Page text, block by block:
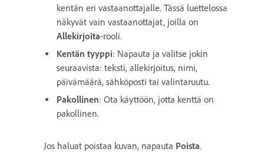
kentän eri vastaanottajalle. Tässä luettelossa
näkyvät vain vastaanottajat, joilla on
Allekirjoita-rooli.
Kentän tyyppi: Napauta ja valitse jokin
seuraavista: teksti, allekirjoitus, nimi,
päivämäärä, sähköposti tai valintaruutu.
Pakollinen: Ota käyttöön, jotta kenttä on
pakollinen.
Jos haluat poistaa kuvan, napauta Poista.